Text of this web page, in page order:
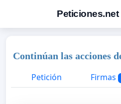
Peticiones.net
Continúan las acciones
Petición
Firmas